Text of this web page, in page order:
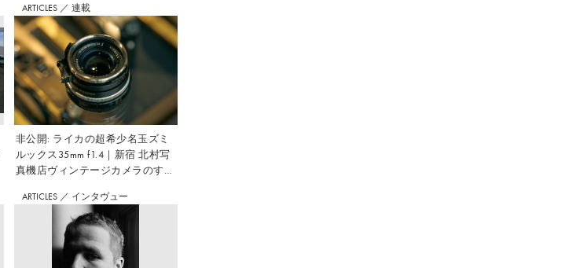
ARTICLES ／ 連載
非公開: ライカの超希少名玉ズミ
ルックス35mm f1.4｜新宿 北村写
真機店ヴィンテージカメラのすす
ARTICLES ／ インタヴュー